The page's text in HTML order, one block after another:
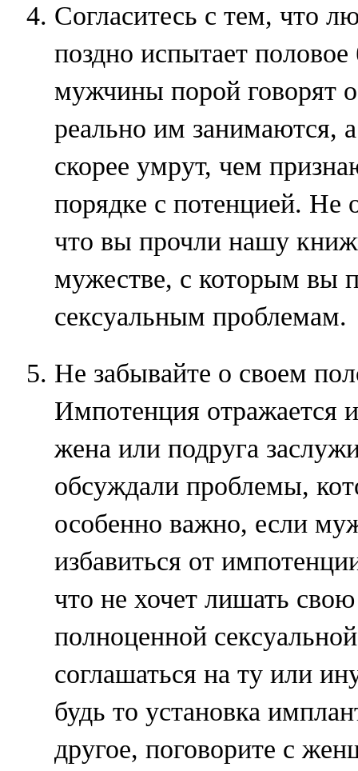
Согласитесь с тем, что
поздно испытает
мужчины порой говорят
реально им занимаются,
скорее умрут, чем
порядке с потенцией. Не
что вы прочли нашу
мужестве, с которым вы
сексуальным проблемам.
Не забывайте о своем
Импотенция отражается
жена или подруга
обсуждали проблемы,
особенно важно, если
избавиться от
что не хочет лишать
полноценной
соглашаться на ту или
будь то установка
другое, поговорите с